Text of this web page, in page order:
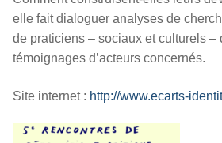
elle fait dialoguer analyses de
de praticiens – sociaux et culturels –
témoignages d’acteurs concernés.
Site internet : http://www.ecarts-